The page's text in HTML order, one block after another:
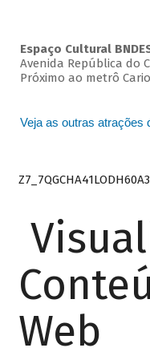
Espaço Cultural
Avenida República do
Próximo ao metrô
Veja as outras atrações
Web